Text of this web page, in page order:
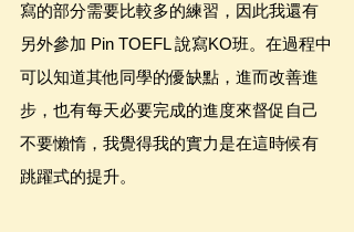
寫的部分需要比較多的練習，因此我還有
另外參加 Pin TOEFL 說寫KO班。在過程中
可以知道其他同學的優缺點，進而改善進
步，也有每天必要完成的進度來督促自己
不要懶惰，我覺得我的實力是在這時候有
跳躍式的提升。